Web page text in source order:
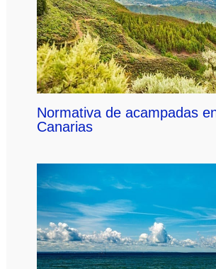
Normativa de acampadas
Canarias